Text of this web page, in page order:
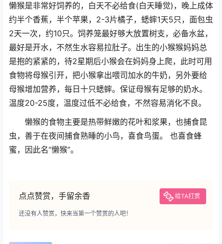
懒猴是非常好饲养的，白天不必给食(白天睡觉)，晚上成体
约半个香蕉，半个苹果，2-3片橘子，蟋蟀1天5只，面包虫
2天一次，约10只。饲养笼最好够大放置树支，必备水盆，
最好是开水，不然生水容易拉肚子。出生的小猴猴妈妈总
是抱的紧紧的，待2星期后小猴会在妈妈身上爬，此时可用
食物将母猴引开，把小猴拿出喂司加水的牛奶，另外要给
母猴增加营养，每日十只蟋蟀。保证母猴有足够的奶水。
温度20-25度，温度过低不必给食，不然容易消化不良。
懒猴的食物主要是热带鲜嫩的花叶和浆果，也捕食昆
虫，善于在夜间捕食熟睡的小鸟，喜食鸟蛋。 也喜食蜂
蜜，因此名“懒猴”。
点点赞赏，手留余香 给TA打赏
还没有人赞赏，快来当第一个赞赏的人吧！